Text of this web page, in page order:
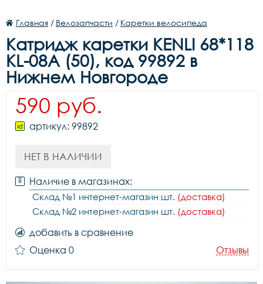
Главная / Велозапчасти / Каретки велосипеда
Катридж каретки KENLI 68*118
KL-08A (50), код 99892 в
Нижнем Новгороде
590 руб.
артикул: 99892
НЕТ В НАЛИЧИИ
Наличие в магазинах:
Склад №1 интернет-магазин шт. (доставка)
Склад №2 интернет-магазин шт. (доставка)
добавить в сравнение
Оценка 0
Отзывы